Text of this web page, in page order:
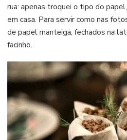
rua: apenas troquei o tipo do
em casa. Para servir como nas
de papel manteiga, fechados na
facinho.